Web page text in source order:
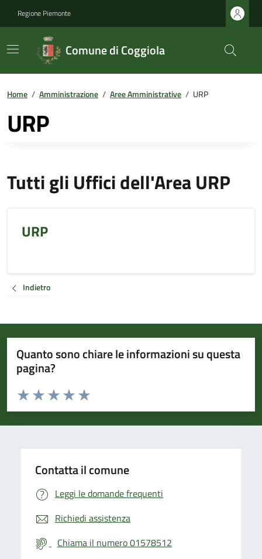
Regione Piemonte
Comune di Coggiola
Home / Amministrazione / Aree Amministrative / URP
URP
Tutti gli Uffici dell'Area URP
URP
Indietro
Quanto sono chiare le informazioni su questa
pagina?
Valuta da 1 a 5 stelle la pagina
Valuta 5 stelle su 5
Valuta 4 stelle su 5
Valuta 3 stelle su 5
Valuta 2 stelle su 5
Valuta 1 stelle su 5
Contatta il comune
Leggi le domande frequenti
Richiedi assistenza
Chiama il numero 01578512